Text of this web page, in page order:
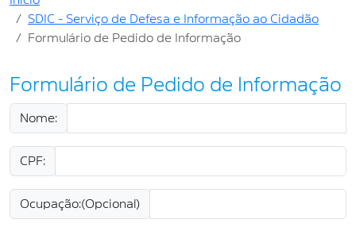
SDIC - Serviço de Defesa e Informação ao Cidadão
Formulário de Pedido de Informação
Formulário de Pedido de Informação
Nome:
CPF:
Ocupação:(Opcional)